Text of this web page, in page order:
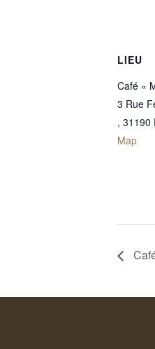
LIEU
Café «
3 Rue
, 31190
Map